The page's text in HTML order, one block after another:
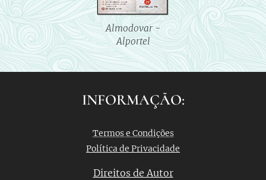
Almodovar -
Alportel
INFORMAÇÃO:
Termos e Condições
Política de Privacidade
Direitos de Autor